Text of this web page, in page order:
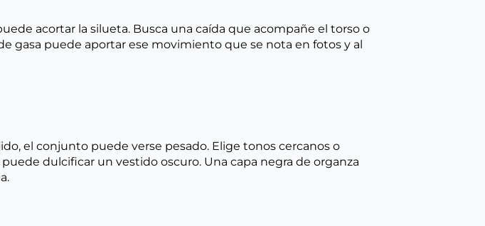
acortar la silueta. Busca una caída que acompañe el torso o
gasa puede aportar ese movimiento que se nota en fotos y al
el conjunto puede verse pesado. Elige tonos cercanos o
dulcificar un vestido oscuro. Una capa negra de organza